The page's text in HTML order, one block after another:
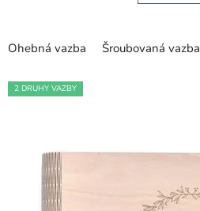
Ohebná vazba Šroubovaná vazba
2 DRUHY VAZBY